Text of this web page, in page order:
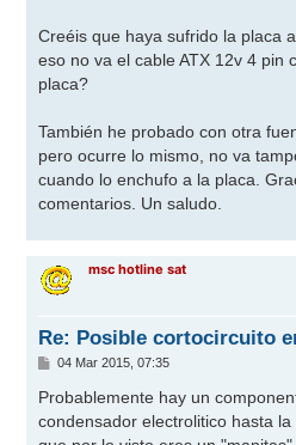
Creéis que haya sufrido la placa
eso no va el cable ATX 12v 4 pin
placa?
También he probado con otra
pero ocurre lo mismo, no va
cuando lo enchufo a la placa.
comentarios. Un saludo.
msc hotline sat
Re: Posible cortocircuito
M
n
s
a
04 Mar 2015, 07:35
Probablemente hay un
condensador electrolitico hasta